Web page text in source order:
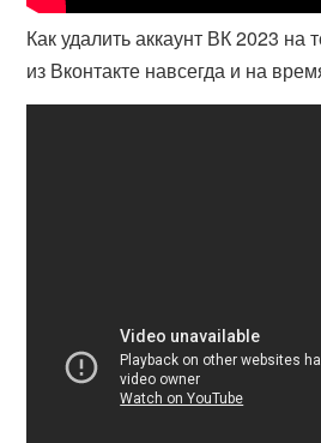
Как удалить аккаунт ВК 2023 на
из Вконтакте навсегда и на